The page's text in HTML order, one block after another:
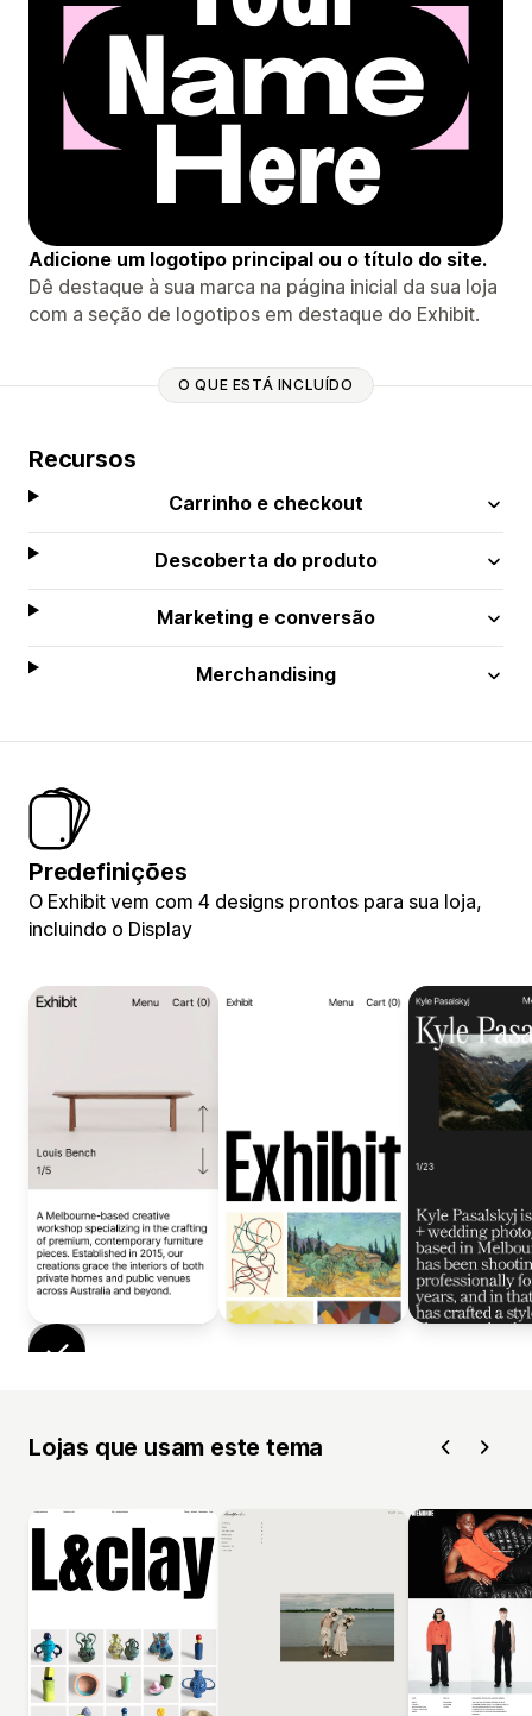
Adicione um logotipo principal ou o título do site.
Dê destaque à sua marca na página inicial da sua loja
com a seção de logotipos em destaque do Exhibit.
O QUE ESTÁ INCLUÍDO
Recursos
Carrinho e checkout
Descoberta do produto
Marketing e conversão
Merchandising
Predefinições
O Exhibit vem com 4 designs prontos para sua loja,
incluindo o Display
Lojas que usam este tema